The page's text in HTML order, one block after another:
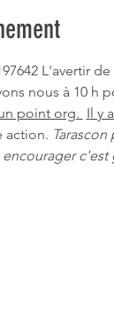
L'avertir
nous à 10 h
point org. Il y
action.